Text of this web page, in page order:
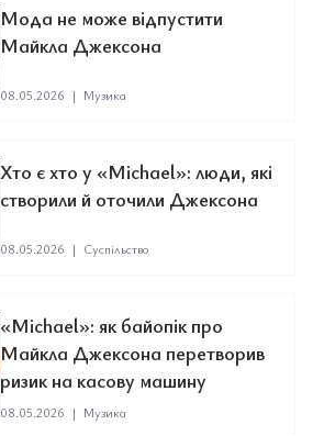
Мода не може відпустити
Майкла Джексона
08.05.2026 | Музика
Хто є хто у «Michael»: люди, які
створили й оточили Джексона
08.05.2026 | Суспільство
«Michael»: як байопік про
Майкла Джексона перетворив
ризик на касову машину
08.05.2026 | Музика